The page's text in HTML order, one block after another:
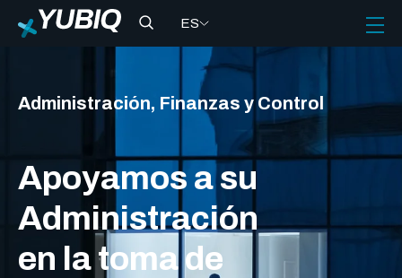
ES
Administración, Finanzas y Control
Apoyamos a su
Administración
en la toma de